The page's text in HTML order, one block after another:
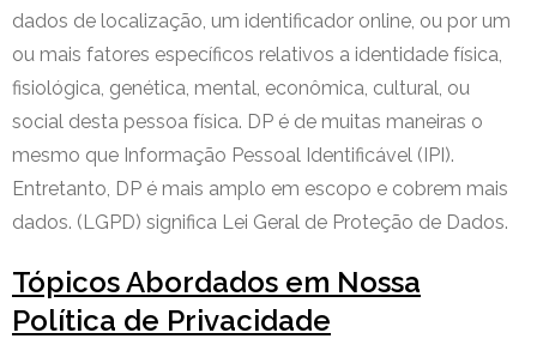
dados de localização, um identificador online, ou por um
ou mais fatores específicos relativos a identidade física,
fisiológica, genética, mental, econômica, cultural, ou
social desta pessoa física. DP é de muitas maneiras o
mesmo que Informação Pessoal Identificável (IPI).
Entretanto, DP é mais amplo em escopo e cobrem mais
dados. (LGPD) significa Lei Geral de Proteção de Dados.
Tópicos Abordados em Nossa
Política de Privacidade